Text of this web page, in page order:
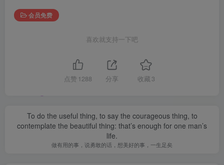
会员免费
喜欢就支持一下吧
点赞 1288 分享 收藏 3
To do the useful thing, to say the courageous thing, to
contemplate the beautiful thing: that’s enough for one man’s
life.
做有用的事，说勇敢的话，想美好的事，一生足矣